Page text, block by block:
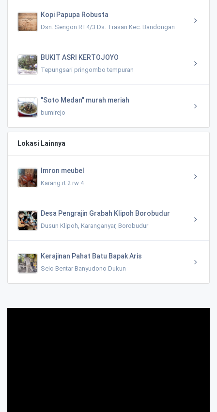
Kopi Papupa Robusta
Dsn. Sengon RT4/3 Ds. Trasan Kec. Bandongan
BUKIT ASRI KERTOJOYO
Tepungsari pringombo tempuran
"Soto Medan" murah meriah
bumirejo
Lokasi Lainnya
Imron meubel
Karang rt 2 rw 4
Desa Pengrajin Grabah Klipoh Borobudur
Dusun Klipoh, Karanganyar, Borobudur
Kerajinan Pahat Batu Bapak Aris
Selo Bentar Banyudono Dukun